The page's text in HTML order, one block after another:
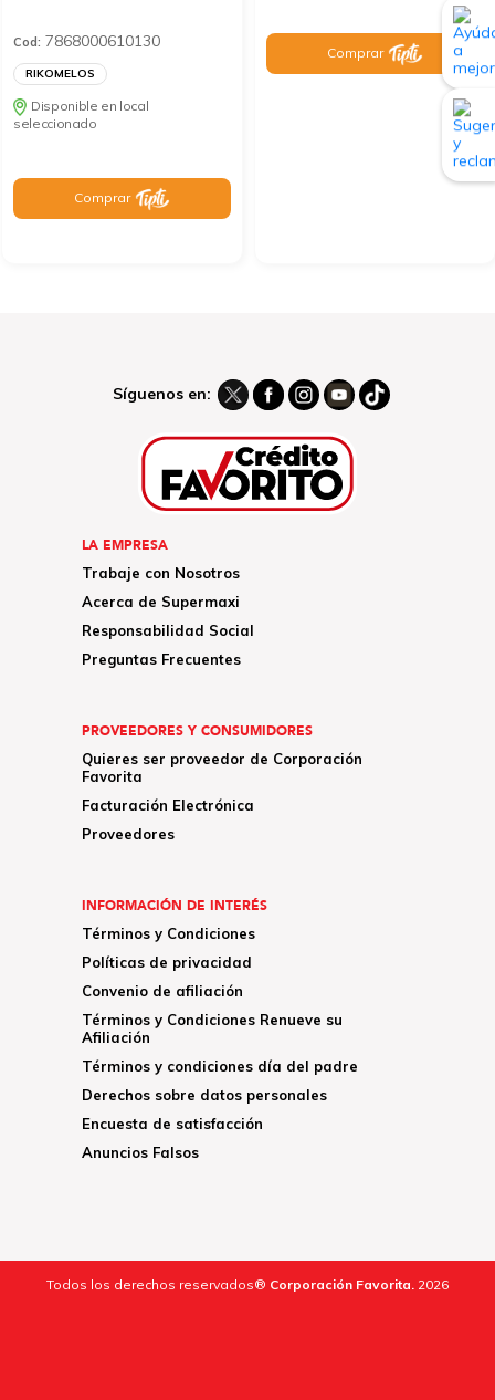
Cod: 7868000610130
RIKOMELOS
Disponible en local
seleccionado
Comprar
Comprar
Síguenos en:
LA EMPRESA
Trabaje con Nosotros
Acerca de Supermaxi
Responsabilidad Social
Preguntas Frecuentes
PROVEEDORES Y CONSUMIDORES
Quieres ser proveedor de Corporación
Favorita
Facturación Electrónica
Proveedores
INFORMACIÓN DE INTERÉS
Términos y Condiciones
Políticas de privacidad
Convenio de afiliación
Términos y Condiciones Renueve su
Afiliación
Términos y condiciones día del padre
Derechos sobre datos personales
Encuesta de satisfacción
Anuncios Falsos
Todos los derechos reservados® Corporación Favorita. 2026